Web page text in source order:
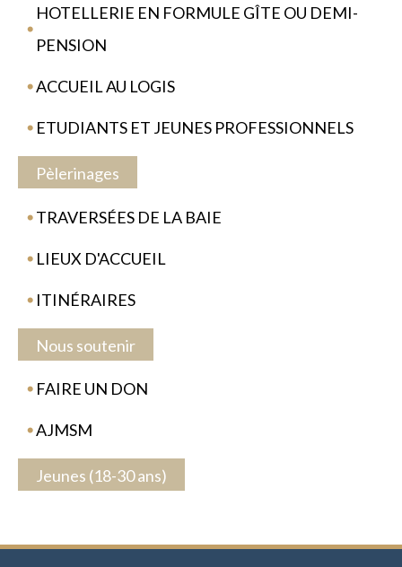
HOTELLERIE EN FORMULE GÎTE OU DEMI-
PENSION
ACCUEIL AU LOGIS
ETUDIANTS ET JEUNES PROFESSIONNELS
Pèlerinages
TRAVERSÉES DE LA BAIE
LIEUX D'ACCUEIL
ITINÉRAIRES
Nous soutenir
FAIRE UN DON
AJMSM
Jeunes (18-30 ans)